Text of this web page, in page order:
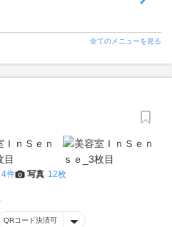
全てのメニューを見る
4件 写真 12枚
QRコード決済可